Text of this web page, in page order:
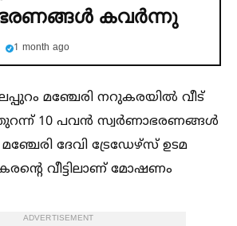
കവര്‍ന്നു
1 month ago
മഞ്ചേരി നറുകരയില്‍ വീട്
10 പവൻ സ്വർണാഭരണങ്ങള്‍
ദേവി ട്രേഡേഴ്സ് ഉടമ
വീട്ടിലാണ് മോഷണം
ADVERTISEMENT